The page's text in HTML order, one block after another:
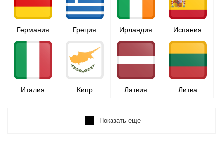
Германия Греция Ирландия Испания
Италия Кипр Латвия Литва
Показать еще